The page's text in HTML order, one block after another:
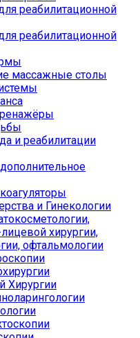
реабилитационной
реабилитационной
массажные столы
и реабилитации
и Гинекологии
хирургии,
офтальмологии
Хирургии